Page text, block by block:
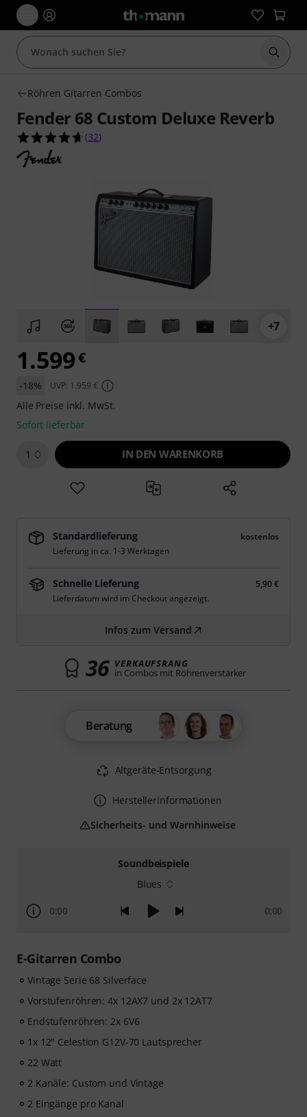
Suche
Röhren Gitarren Combos
Fender 68 Custom Deluxe Reverb
4.7 von 5 Sternen aus 32 Kundenbewertungen
(32)
+7
Soundbeispiele
Blues
0:00 0:00
E-Gitarren Combo
Vintage Serie 68 Silverface
Vorstufenröhren: 4x 12AX7 und 2x 12AT7
Endstufenröhren: 2x 6V6
1x 12" Celestion G12V-70 Lautsprecher
22 Watt
2 Kanäle: Custom und Vintage
2 Eingänge pro Kanal
1.599€
-18% UVP: 1.959 €
Alle Preise inkl. MwSt.
Sofort lieferbar
1 IN DEN WARENKORB
Standardlieferung
kostenlos
Lieferung in ca. 1-3 Werktagen
Schnelle Lieferung
5,90 €
Lieferdatum wird im Checkout angezeigt.
Infos zum Versand
36 VERKAUFSRANG
in Combos mit Röhrenverstärker
Beratung
Altgeräte-Entsorgung
Herstellerinformationen
Sicherheits- und Warnhinweise